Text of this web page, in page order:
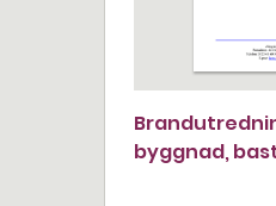
byggnad,